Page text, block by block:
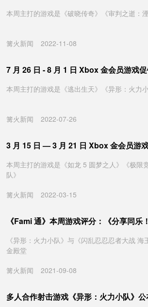
本周主打的游戏是《破晓传奇》《审判之逝：
篝火新闻 2022-11-08
7 月 26 日 - 8 月 1 日 Xbox 金会员游戏
本周主打的游戏是《逃出生天》《异形：火力
篝火新闻 2022-07-26
3 月 15 日 — 3 月 21 日 Xbox 金会员游
本周主打的游戏是《如龙 5 圆梦之人》《极限
队》
篝火新闻 2022-03-15
《异形：火力小队》与《闪乱忍忍忍者大战
金殿堂
篝火新闻 2021-09-08
多人合作射击游戏《异形：火力小队》